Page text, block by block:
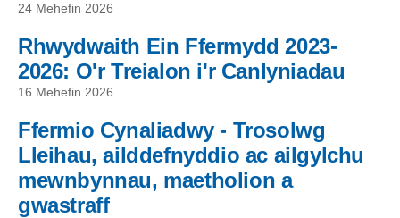
24 Mehefin 2026
Rhwydwaith Ein Ffermydd 2023-
2026: O'r Treialon i'r Canlyniadau
16 Mehefin 2026
Ffermio Cynaliadwy - Trosolwg
Lleihau, ailddefnyddio ac ailgylchu
mewnbynnau, maetholion a
gwastraff